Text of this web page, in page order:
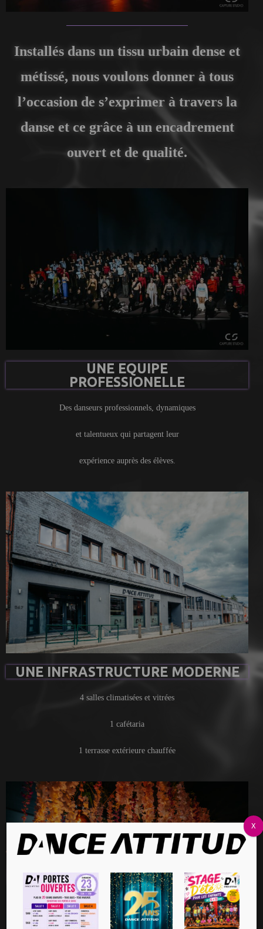
Installés dans un tissu urbain dense et
métissé, nous voulons donner à tous
l’occasion de s’exprimer à travers la
danse et ce grâce à un encadrement
ouvert et de qualité.
UNE EQUIPE
PROFESSIONELLE
Des danseurs professionnels, dynamiques
et talentueux qui partagent leur
expérience auprès des élèves.
UNE INFRASTRUCTURE MODERNE
4 salles climatisées et vitrées
1 cafétaria
1 terrasse extérieure chauffée
X